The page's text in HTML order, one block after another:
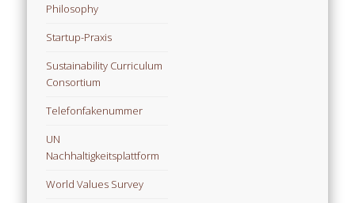
Philosophy
Startup-Praxis
Sustainability Curriculum
Consortium
Telefonfakenummer
UN
Nachhaltigkeitsplattform
World Values Survey